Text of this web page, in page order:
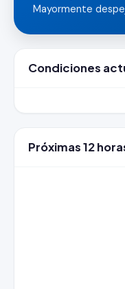
Mayormente
Condiciones
Próximas 12